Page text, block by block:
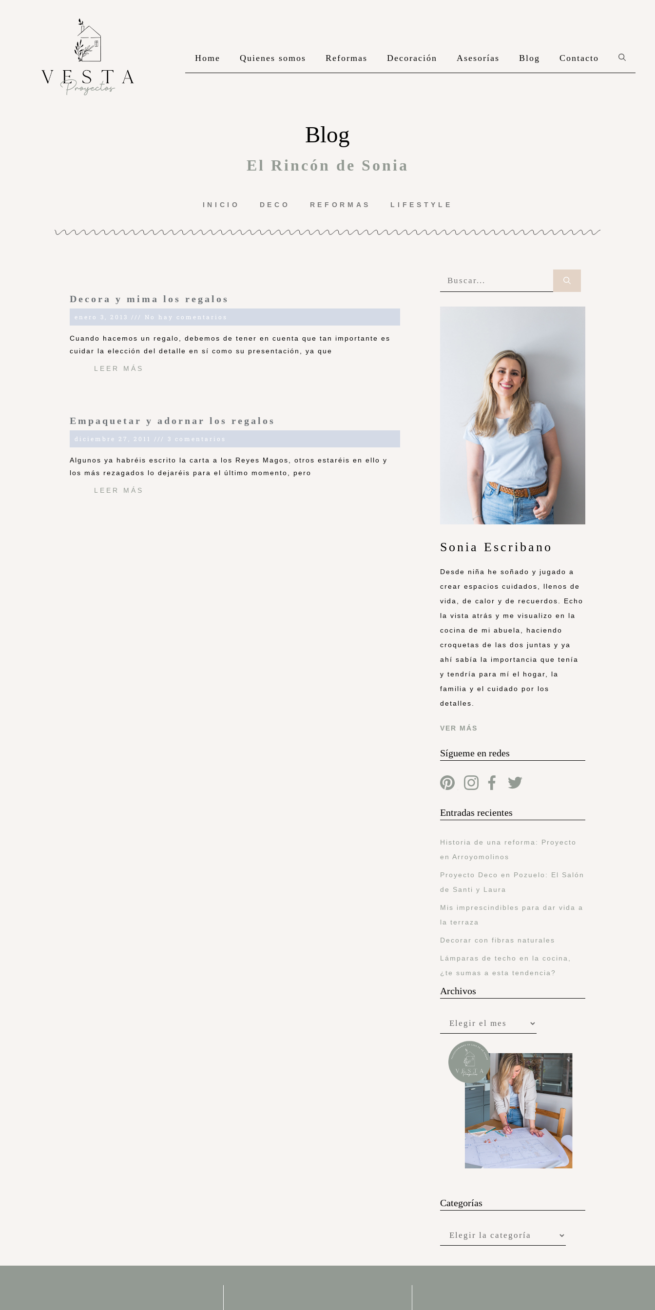
Home Quienes somos Reformas Decoración Asesorías Blog Contacto
Blog
El Rincón de Sonia
INICIO DECO REFORMAS LIFESTYLE
Decora y mima los regalos
enero 3, 2013 No hay comentarios
Cuando hacemos un regalo, debemos de tener en cuenta que tan importante es
cuidar la elección del detalle en sí como su presentación, ya que
LEER MÁS
Empaquetar y adornar los regalos
diciembre 27, 2011 3 comentarios
Algunos ya habréis escrito la carta a los Reyes Magos, otros estaréis en ello y
los más rezagados lo dejaréis para el último momento, pero
LEER MÁS
Sonia Escribano
Desde niña he soñado y jugado a
crear espacios cuidados, llenos de
vida, de calor y de recuerdos. Echo
la vista atrás y me visualizo en la
cocina de mi abuela, haciendo
croquetas de las dos juntas y ya
ahí sabía la importancia que tenía
y tendría para mí el hogar, la
familia y el cuidado por los
detalles.
VER MÁS
Sígueme en redes
Entradas recientes
Historia de una reforma: Proyecto
en Arroyomolinos
Proyecto Deco en Pozuelo: El Salón
de Santi y Laura
Mis imprescindibles para dar vida a
la terraza
Decorar con fibras naturales
Lámparas de techo en la cocina,
¿te sumas a esta tendencia?
Archivos
Categorías